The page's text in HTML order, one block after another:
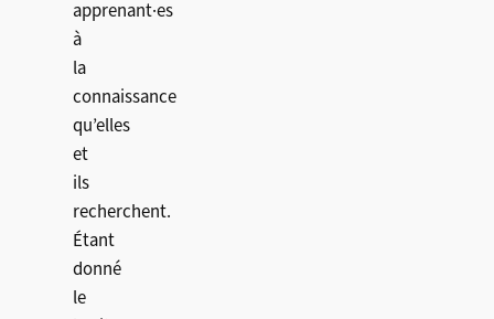
apprenant·es
à
la
connaissance
qu’elles
et
ils
recherchent.
Étant
donné
le